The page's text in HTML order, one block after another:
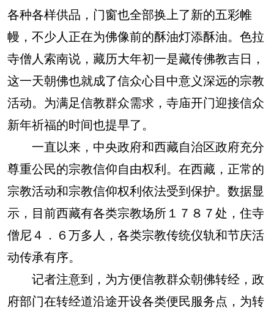
各种各样供品，门窗也全部换上了新的五彩帷
幔，不少人正在为佛像前的酥油灯添酥油。色拉
寺僧人索南说，藏历大年初一是藏传佛教吉日，
这一天朝佛也就成了信众心目中意义深远的宗教
活动。为满足信教群众需求，寺庙开门迎接信众
新年祈福的时间也提早了。
一直以来，中央政府和西藏自治区政府充分
尊重公民的宗教信仰自由权利。在西藏，正常的
宗教活动和宗教信仰权利依法受到保护。数据显
示，目前西藏有各类宗教场所１７８７处，住寺
僧尼４．６万多人，各类宗教传统仪轨和节庆活
动传承有序。
记者注意到，为方便信教群众朝佛转经，政
府部门在转经道沿途开设各类便民服务点，为转